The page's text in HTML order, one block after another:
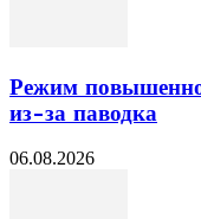
Режим
из-за паводка
06.08.2026